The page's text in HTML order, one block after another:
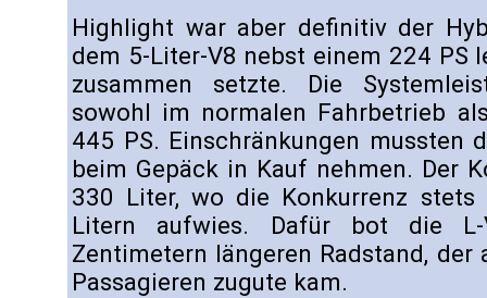
Highlight war aber definitiv der
dem 5-Liter-V8 nebst einem 224 PS
zusammen setzte. Die
sowohl im normalen Fahrbetrieb
445 PS. Einschränkungen mussten
beim Gepäck in Kauf nehmen. Der
330 Liter, wo die Konkurrenz
Litern aufwies. Dafür bot die
Zentimetern längeren Radstand,
Passagieren zugute kam.